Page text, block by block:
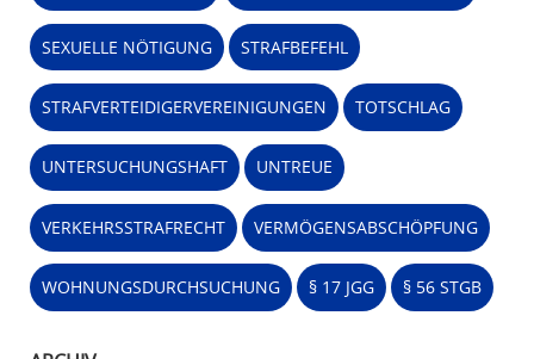
SEXUELLE NÖTIGUNG STRAFBEFEHL
STRAFVERTEIDIGERVEREINIGUNGEN TOTSCHLAG
UNTERSUCHUNGSHAFT UNTREUE
VERKEHRSSTRAFRECHT VERMÖGENSABSCHÖPFUNG
WOHNUNGSDURCHSUCHUNG § 17 JGG § 56 STGB